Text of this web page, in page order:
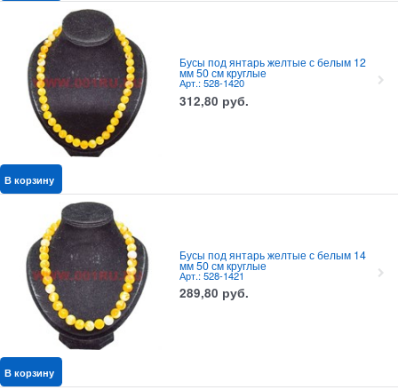
Бусы под янтарь желтые с белым 12
мм 50 см круглые
Арт.: 528-1420
312,80 руб.
В корзину
Бусы под янтарь желтые с белым 14
мм 50 см круглые
Арт.: 528-1421
289,80 руб.
В корзину